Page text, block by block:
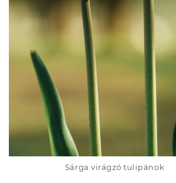
Sárga virágzó tulipánok